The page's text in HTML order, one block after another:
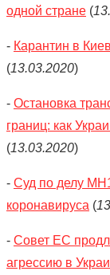
одной стране (
- Карантин в
(13.03.2020)
- Остановка
границ: как
(13.03.2020)
- Суд по делу
коронавируса (
- Совет ЕС
агрессию в